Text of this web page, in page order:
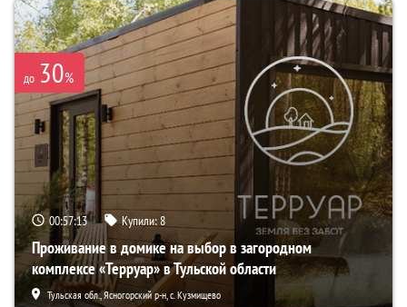
до 30%
00:57:11 Купили:8
Проживание в домике на выбор в загородном
комплексе «Терруар» в Тульской области
Тульская обл., Ясногорский р-н, с. Кузмищево